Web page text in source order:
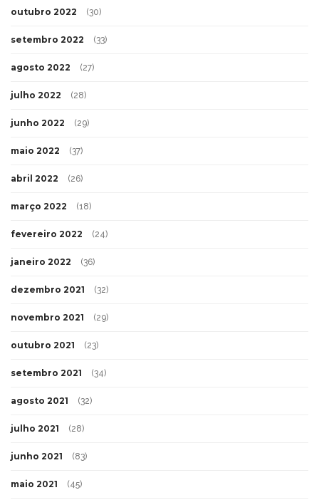
outubro 2022 (30)
setembro 2022 (33)
agosto 2022 (27)
julho 2022 (28)
junho 2022 (29)
maio 2022 (37)
abril 2022 (26)
março 2022 (18)
fevereiro 2022 (24)
janeiro 2022 (36)
dezembro 2021 (32)
novembro 2021 (29)
outubro 2021 (23)
setembro 2021 (34)
agosto 2021 (32)
julho 2021 (28)
junho 2021 (83)
maio 2021 (45)